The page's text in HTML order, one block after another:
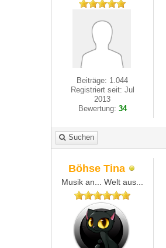
Beiträge: 1.044
Registriert seit: Jul
2013
Bewertung: 34
Suchen
Böhse Tina
Musik an... Welt aus...